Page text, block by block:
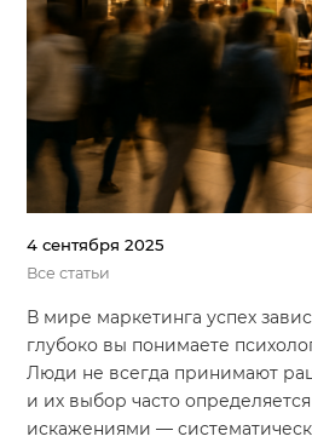
Система продаж для
Система продаж для
Повышение конверсии
Акции
Блог
Контакты
4 сентября 2025
Все статьи
В мире маркетинга успех
глубоко вы понимаете
Люди не всегда принимают
и их выбор часто
искажениями —